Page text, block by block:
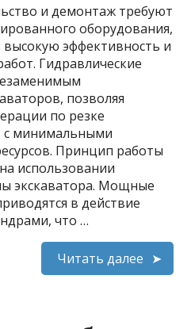
и демонтаж требуют
оборудования,
высокую эффективность и
Гидравлические
позволяя
по резке
с минимальными
Принцип работы
использовании
экскаватора. Мощные
в действие
что …
Читать далее